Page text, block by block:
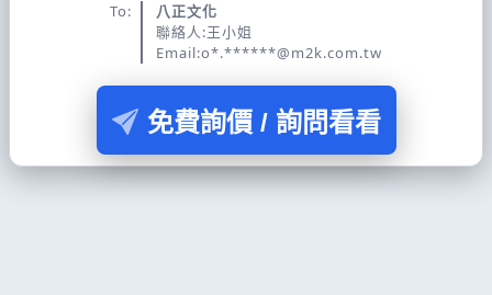
To:
八正文化
聯絡人:王小姐
Email:o*.******@m2k.com.tw
免費詢價 / 詢問看看